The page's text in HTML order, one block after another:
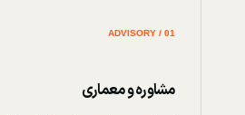
01 / ADVISORY
مشاوره و معماری